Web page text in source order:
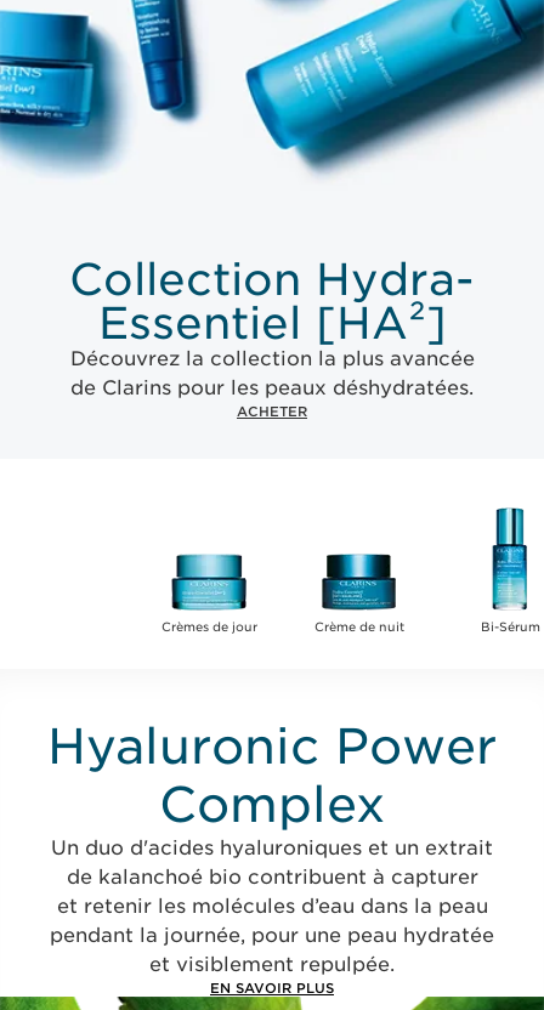
Collection Hydra-
Essentiel [HA²]
Découvrez la collection la plus avancée
de Clarins pour les peaux déshydratées.
ACHETER
Crèmes de jour Crème de nuit Bi-Sérum
Hyaluronic Power
Complex
Un duo d'acides hyaluroniques et un extrait
de kalanchoé bio contribuent à capturer
et retenir les molécules d’eau dans la peau
pendant la journée, pour une peau hydratée
et visiblement repulpée.
EN SAVOIR PLUS